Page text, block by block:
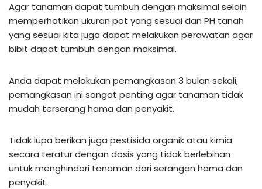
Agar tanaman dapat tumbuh dengan maksimal selain
memperhatikan ukuran pot yang sesuai dan PH tanah
yang sesuai kita juga dapat melakukan perawatan agar
bibit dapat tumbuh dengan maksimal.
Anda dapat melakukan pemangkasan 3 bulan sekali,
pemangkasan ini sangat penting agar tanaman tidak
mudah terserang hama dan penyakit.
Tidak lupa berikan juga pestisida organik atau kimia
secara teratur dengan dosis yang tidak berlebihan
untuk menghindari tanaman dari serangan hama dan
penyakit.